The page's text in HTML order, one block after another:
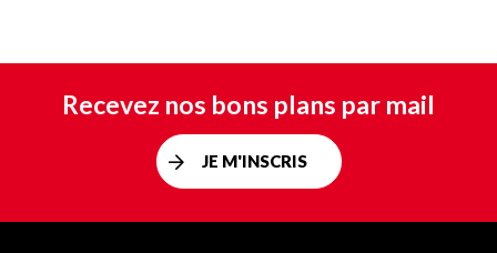
Recevez nos bons plans par mail
JE M'INSCRIS